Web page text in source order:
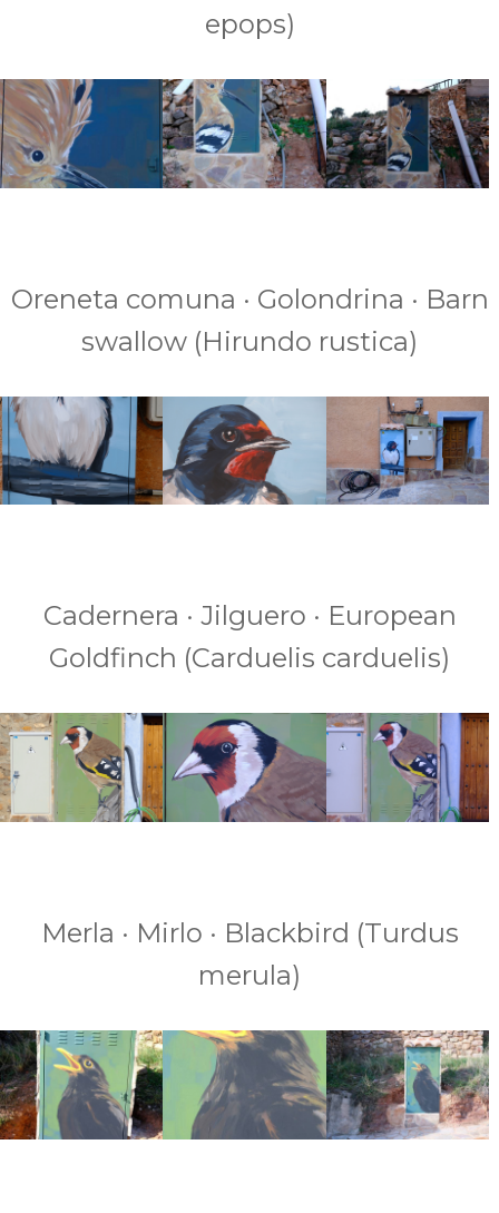
epops)
Oreneta comuna · Golondrina · Barn
swallow (Hirundo rustica)
Cadernera · Jilguero · European
Goldfinch (Carduelis carduelis)
Merla · Mirlo · Blackbird (Turdus
merula)